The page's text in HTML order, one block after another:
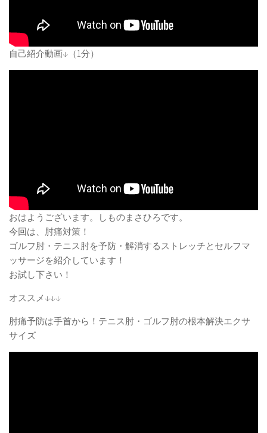
自己紹介動画↓（1分）
おはようございます。しものまさひろです。
今回は、肘痛対策！
ゴルフ肘・テニス肘を予防・解消するストレッチとセルフマ
ッサージを紹介しています！
お試し下さい！
オススメ↓↓↓
肘痛予防は手首から！テニス肘・ゴルフ肘の根本解決エクサ
サイズ